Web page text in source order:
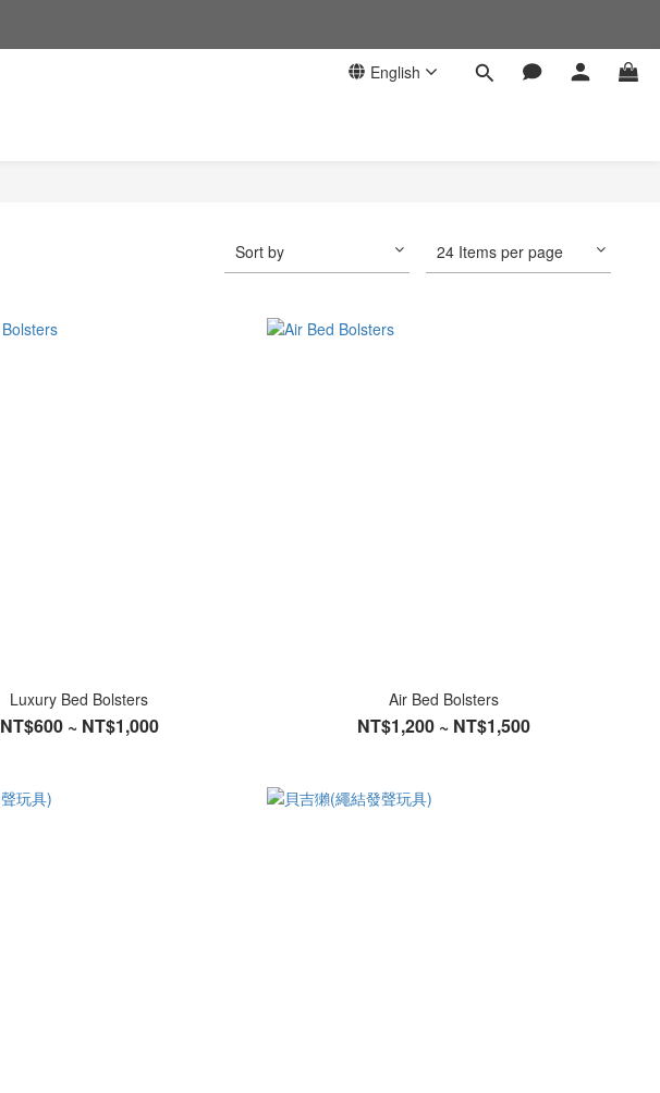
English
Sort by 24 Items per page
Luxury Bed Bolsters
NT$600 ~ NT$1,000
Air Bed Bolsters
NT$1,200 ~ NT$1,500